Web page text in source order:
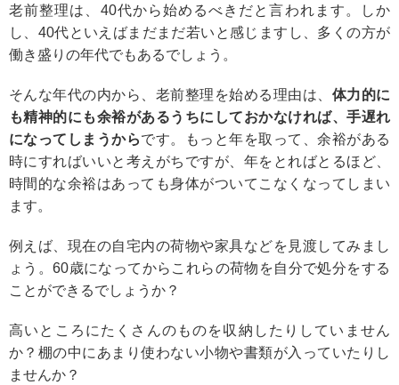
老前整理は、40代から始めるべきだと言われます。しか
し、40代といえばまだまだ若いと感じますし、多くの方が
働き盛りの年代でもあるでしょう。
そんな年代の内から、老前整理を始める理由は、 体力的に
も精神的にも余裕があるうちにしておかなければ、手遅れ
になってしまうからです。もっと年を取って、余裕がある
時にすればいいと考えがちですが、年をとればとるほど、
時間的な余裕はあっても身体がついてこなくなってしまい
ます。
例えば、現在の自宅内の荷物や家具などを見渡してみまし
ょう。60歳になってからこれらの荷物を自分で処分をする
ことができるでしょうか？
高いところにたくさんのものを収納したりしていません
か？棚の中にあまり使わない小物や書類が入っていたりし
ませんか？